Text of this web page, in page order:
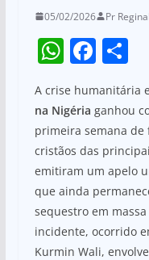
05/02/2026 Pr
W
h
at
s
A
p
p
F
c
e
b
o
o
k
S
h
e
A crise humanitária
na Nigéria ganhou
primeira semana de
cristãos das
emitiram um apelo
que ainda
sequestro em
incidente, ocorrido
Kurmin Wali,